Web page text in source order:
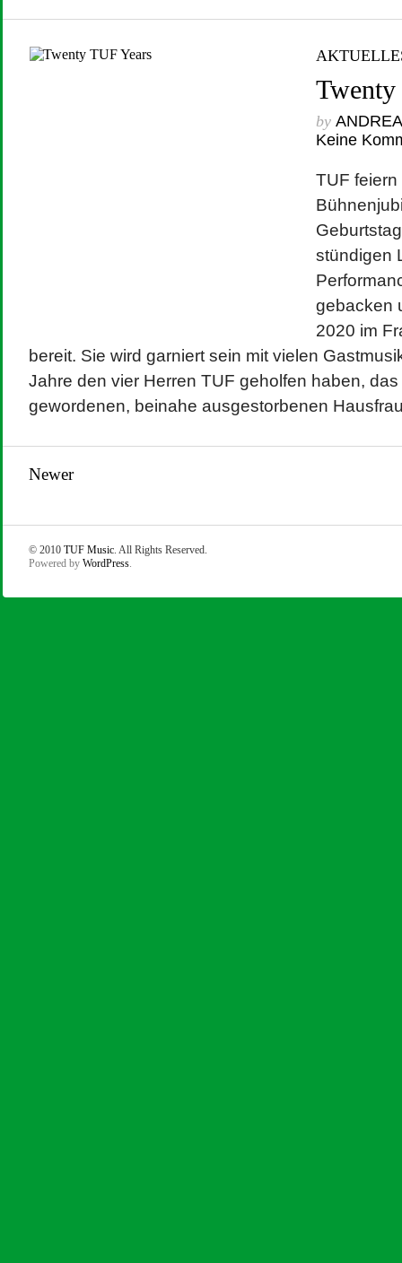
Twenty
by
Keine
TUF feiern
stündigen
gebacken
2020 im
bereit. Sie wird garniert sein mit vielen
Jahre den vier Herren TUF geholfen haben,
gewordenen, beinahe ausgestorbenen
Newer
© 2010TUF Music. All Rights Reserved.
Powered byWordPress.